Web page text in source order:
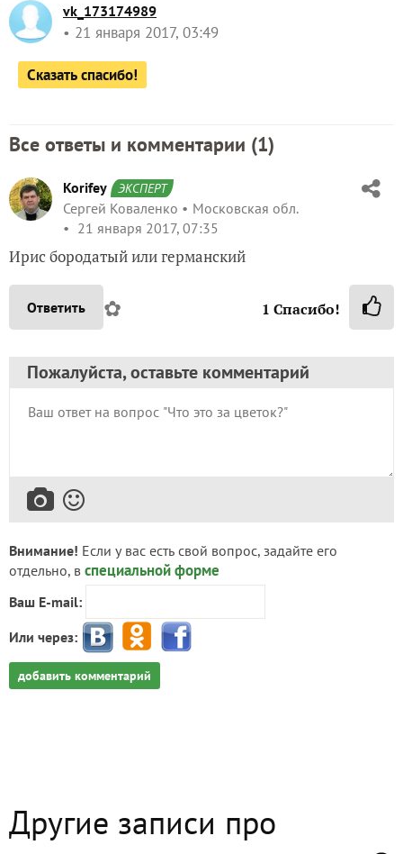
vk_173174989
21 января 2017, 03:49
Сказать спасибо!
Все ответы и комментарии (1)
Korifey ЭКСПЕРТ
Сергей Коваленко
Московская обл.
21 января 2017, 07:35
Ирис бородатый или германский
Ответить ✿ 1 Спасибо!
Пожалуйста, оставьте комментарий
Внимание! Если у вас есть свой вопрос, задайте его
отдельно, в специальной форме
Ваш E-mail:
Или через:
добавить комментарий
Другие записи про